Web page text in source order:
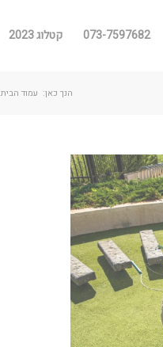
073-7597682 קטלוג 2023
הנך כאן: עמוד הבית